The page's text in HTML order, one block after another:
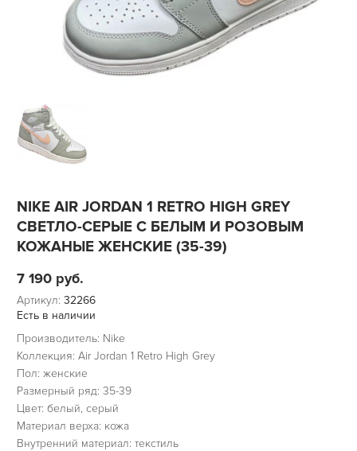
NIKE AIR JORDAN 1 RETRO HIGH GREY
СВЕТЛО-СЕРЫЕ С БЕЛЫМ И РОЗОВЫМ
КОЖАНЫЕ ЖЕНСКИЕ (35-39)
7 190 руб.
Артикул: 32266
Есть в наличии
Производитель: Nike
Коллекция: Air Jordan 1 Retro High Grey
Пол: женские
Размерный ряд: 35-39
Цвет: белый, серый
Материал верха: кожа
Внутренний материал: текстиль